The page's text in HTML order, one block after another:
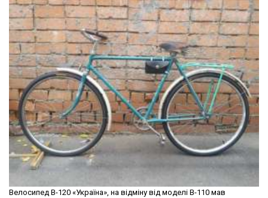
Велосипед В-120 «Україна», на відміну від моделі В-110 мав